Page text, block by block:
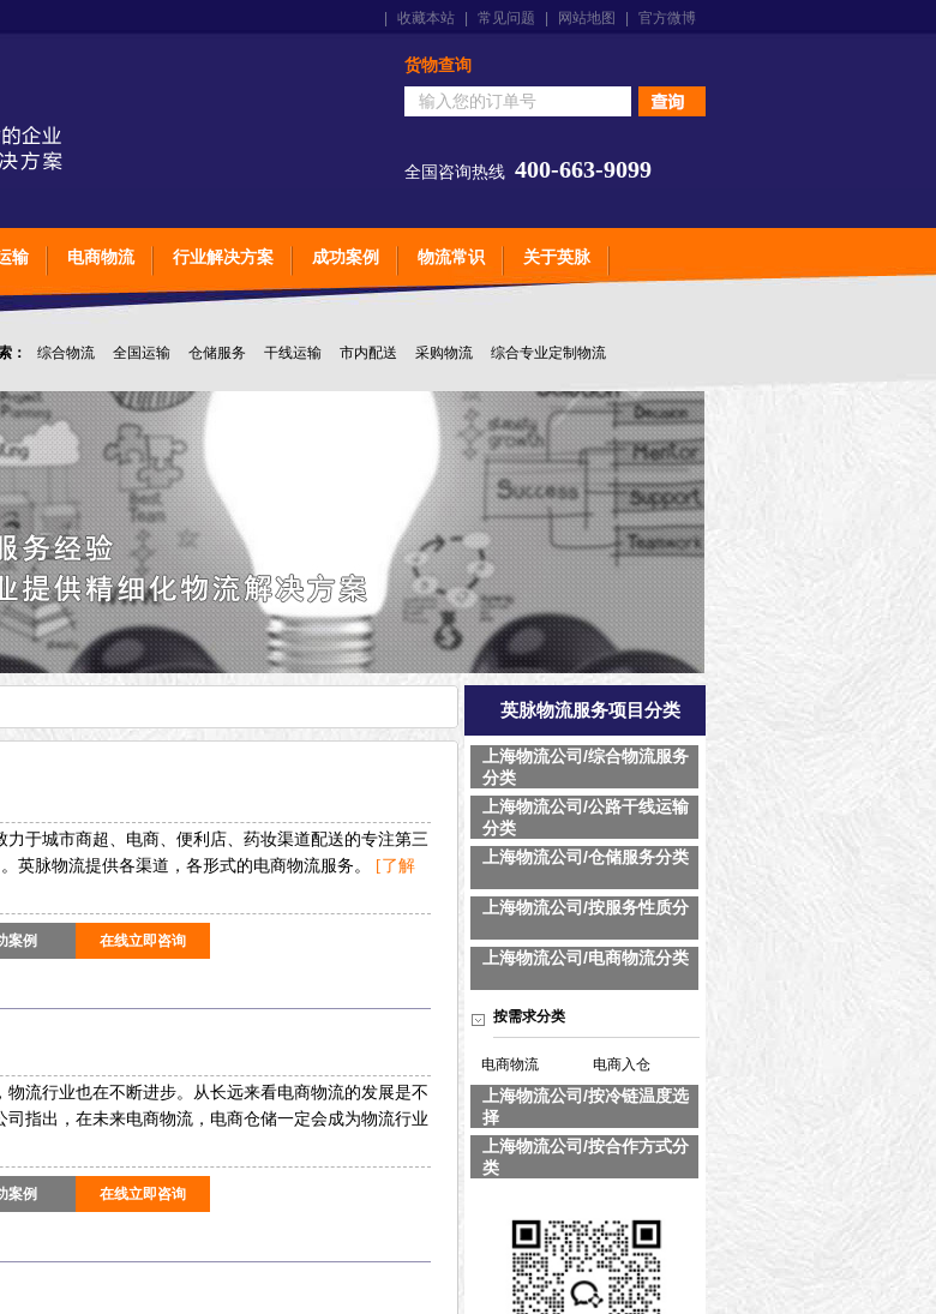
收藏本站 常见问题 网站地图 官方微博
货物查询
全国咨询热线 400-663-9099
输 电商物流 行业解决方案 成功案例 物流常识 关于英脉
： 综合物流 全国运输 仓储服务 干线运输 市内配送 采购物流 综合专业定制物流
太原物流 英脉物流 物流公司
力于城市商超、电商、便利店、药妆渠道配送的专注第三
英脉物流提供各渠道，各形式的电商物流服务。
[了解
案例 在线立即咨询
物流行业也在不断进步。从长远来看电商物流的发展是不
司指出，在未来电商物流，电商仓储一定会成为物流行业
案例 在线立即咨询
英脉物流服务项目分类
上海物流公司/综合物流服务
分类
上海物流公司/公路干线运输
分类
上海物流公司/仓储服务分类
上海物流公司/按服务性质分
上海物流公司/电商物流分类
按需求分类
电商物流 电商入仓
上海物流公司/按冷链温度选
择
上海物流公司/按合作方式分
类